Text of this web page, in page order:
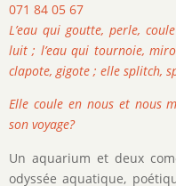
071 84 05 67
L’eau qui goutte, perle,
luit ; l’eau qui tournoie,
clapote, gigote ; elle splitch,
Elle coule en nous et nous
son voyage?
Un aquarium et deux
odyssée aquatique,